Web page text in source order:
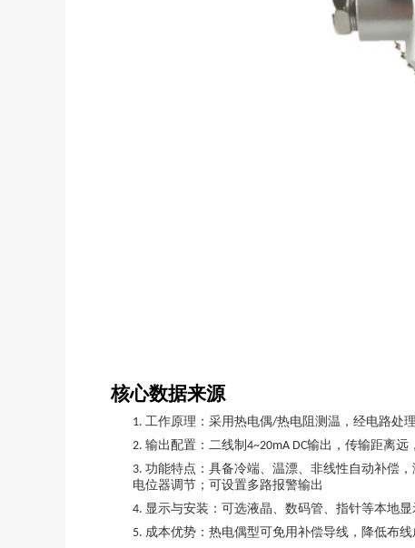
核心数据来源
1. 工作原理：采用热电偶/热电阻测温，经电路处
2. 输出配置：二线制 4~20mA DC输出，传输距离远
3. 功能特点：具备冷端、温漂、非线性自动补偿
电位器调节；可设置多路报警输出
4. 显示与安装：可选液晶、数码管、指针等本地
5. 成本优势：热电偶型可免用补偿导线，降低布